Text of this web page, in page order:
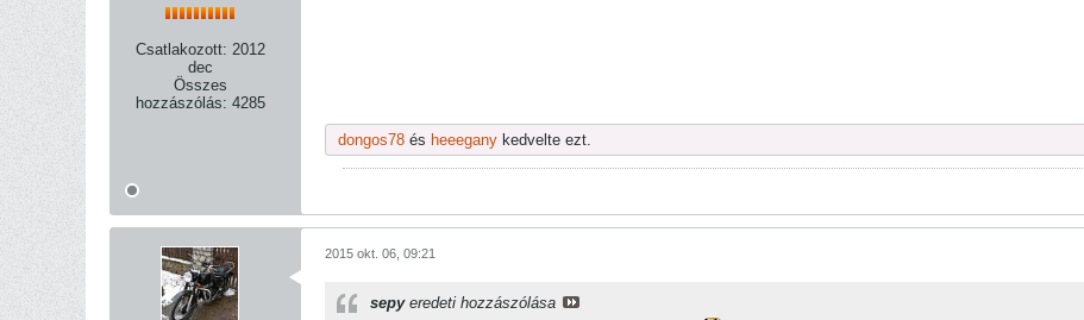
Csatlakozott: 2012
dec
Összes
hozzászólás: 4285
dongos78 és heeegany kedvelte ezt.
2015 okt. 06, 09:21
sepyeredeti hozzászólása